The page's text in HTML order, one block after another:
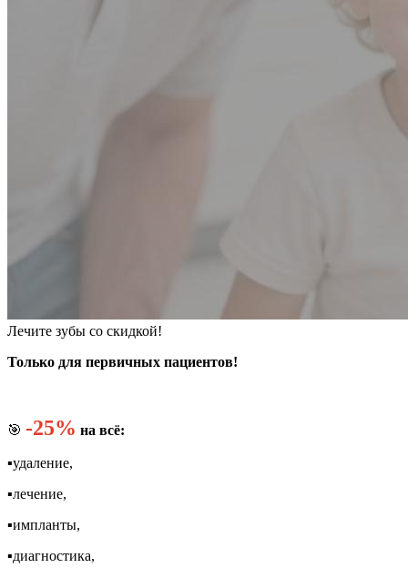
Лечите зубы со скидкой!
Только для первичных пациентов!
🎯 -25% на всё:
▪️удаление,
▪️лечение,
▪️импланты,
▪️диагностика,